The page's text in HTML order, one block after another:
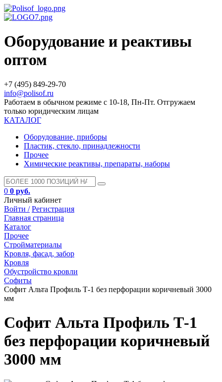
Оборудование и реактивы
оптом
+7 (495) 849-29-70
info@polisof.ru
Работаем в обычном режиме с 10-18, Пн-Пт. Отгружаем
только юридическим лицам
КАТАЛОГ
Оборудование, приборы
Пластик, стекло, принадлежности
Прочее
Химические реактивы, препараты, наборы
0 0 руб.
Личный кабинет
Войти / Регистрация
Главная страница
Каталог
Прочее
Стройматериалы
Кровля, фасад, забор
Кровля
Обустройство кровли
Cофиты
Софит Альта Профиль Т-1 без перфорации коричневый 3000
мм
Софит Альта Профиль Т-1
без перфорации коричневый
3000 мм